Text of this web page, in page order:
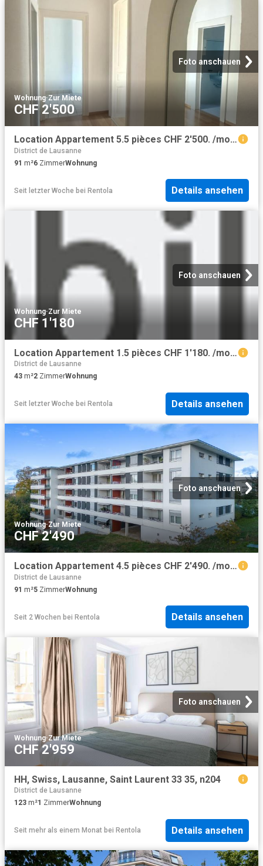
Foto anschauen
Wohnung·Zur Miete
CHF 2'500
Location Appartement 5.5 pièces CHF 2'500. /mois | immobilier.ch
District de Lausanne
91 m²6 ZimmerWohnung
Seit letzter Woche bei Rentola Details ansehen
Foto anschauen
Wohnung·Zur Miete
CHF 1'180
Location Appartement 1.5 pièces CHF 1'180. /mois 43 m2 | immobilier.ch
District de Lausanne
43 m²2 ZimmerWohnung
Seit letzter Woche bei Rentola Details ansehen
Foto anschauen
Wohnung·Zur Miete
CHF 2'490
Location Appartement 4.5 pièces CHF 2'490. /mois | immobilier.ch
District de Lausanne
91 m²5 ZimmerWohnung
Seit 2 Wochen bei Rentola Details ansehen
Foto anschauen
Wohnung·Zur Miete
CHF 2'959
HH, Swiss, Lausanne, Saint Laurent 33 35, n204
District de Lausanne
123 m²1 ZimmerWohnung
Seit mehr als einem Monat bei Rentola Details ansehen